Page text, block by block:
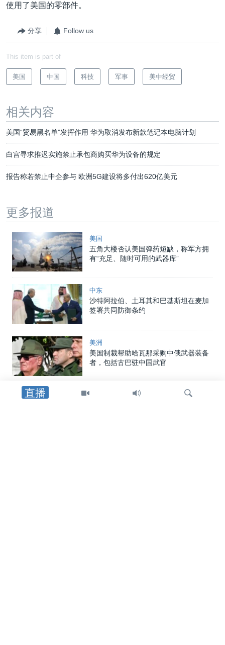
直播
使用了美国的零部件。
分享 Follow us
This item is part of
美国 中国 科技 军事 美中经贸
相关内容
美国“贸易黑名单”发挥作用 华为取消发布新款笔记本电脑计划
白宫寻求推迟实施禁止承包商购买华为设备的规定
报告称若禁止中企参与 欧洲5G建设将多付出620亿美元
更多报道
美国
五角大楼否认美国弹药短缺，称军方拥
有“充足、随时可用的武器库”
中东
沙特阿拉伯、土耳其和巴基斯坦在麦加
签署共同防御条约
美洲
美国制裁帮助哈瓦那采购中俄武器装备
者，包括古巴驻中国武官